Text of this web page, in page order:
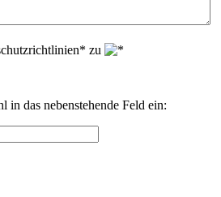
zu
in das nebenstehende Feld ein: